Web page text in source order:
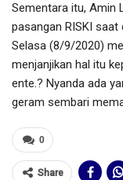
Sementara itu, Amin
pasangan RISKI
Selasa (8/9/2020)
menjanjikan hal itu
ente.? Nyanda ada
geram sembari
0
Share